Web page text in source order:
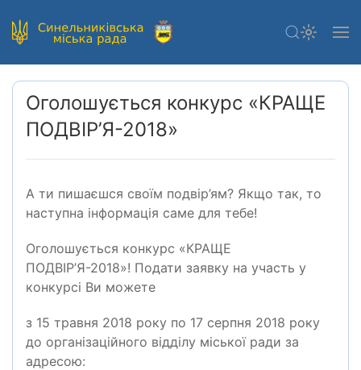
Оголошується конкурс «КРАЩЕ
ПОДВІР’Я-2018»
А ти пишаєшся своїм подвір’ям? Якщо так, то
наступна інформація саме для тебе!
Оголошується конкурс «КРАЩЕ
ПОДВІР’Я-2018»! Подати заявку на участь у
конкурсі Ви можете
з 15 травня 2018 року по 17 серпня 2018 року
до організаційного відділу міської ради за
адресою: